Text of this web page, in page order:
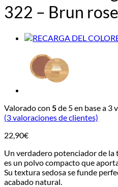
322 – Brun rose
Valorado con 5de 5 en base a 3
(3valoraciones de clientes)
22,90€
Un verdadero potenciador de
es un polvo compacto que
Su textura sedosa se funde
acabado natural.